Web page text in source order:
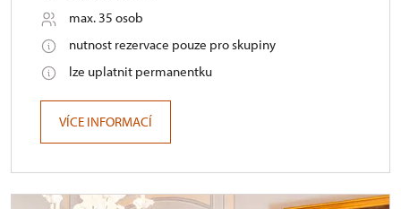
max. 35 osob
nutnost rezervace pouze pro skupiny
lze uplatnit permanentku
VÍCE INFORMACÍ